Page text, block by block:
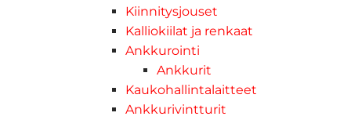
Kiinnitysjouset
Kalliokiilat ja renkaat
Ankkurointi
Ankkurit
Kaukohallintalaitteet
Ankkurivintturit